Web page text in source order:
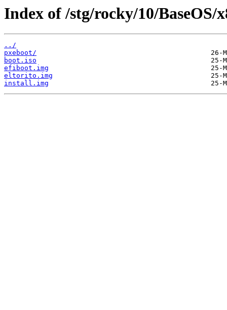
Index of /stg/rocky/10/BaseOS/
../
pxeboot/
boot.iso
efiboot.img
eltorito.img
install.img